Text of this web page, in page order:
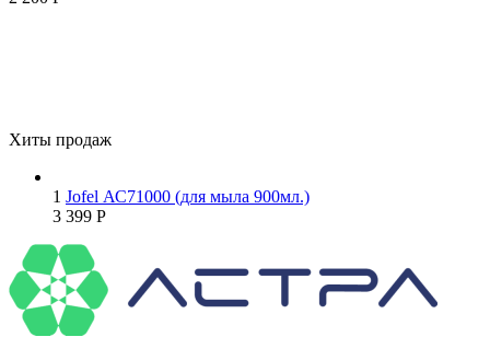
Хиты продаж
1 Jofel АС71000 (для мыла 900мл.)
3 399 Р